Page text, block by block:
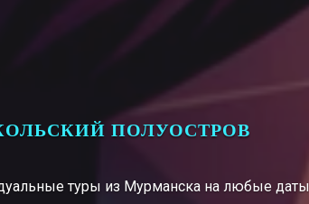
ПОЛУОСТРОВ
туры из Мурманска на любые даты